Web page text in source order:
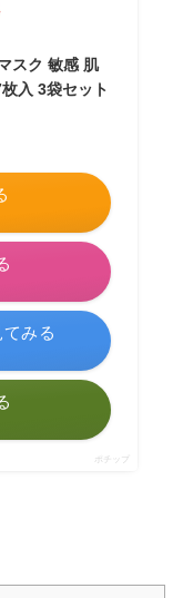
スク 敏感 肌
入 3袋セット
みる
ポチップ